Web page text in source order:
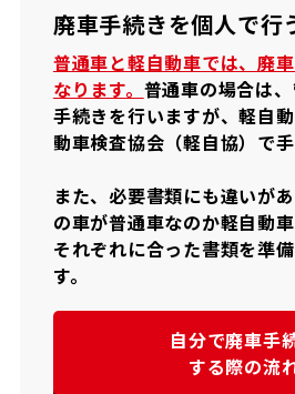
廃車手続きを個人で行
普通車と軽自動車では、廃
なります。 普通車の場合は
手続きを行いますが、軽自
動車検査協会（軽自協）で手
また、必要書類にも違いが
の車が普通車なのか軽自動
それぞれに合った書類を準
す。
自分で廃車手
する際の流